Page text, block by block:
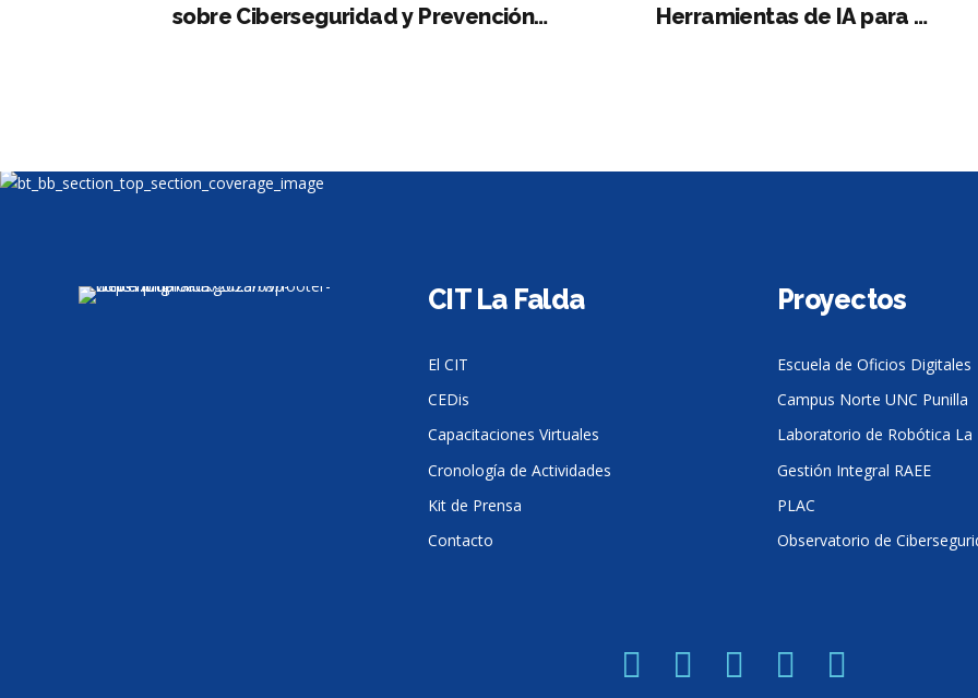
sobre Ciberseguridad y Prevención
Herramientas de IA para el
CIT La Falda
El CIT
CEDis
Capacitaciones Virtuales
Cronología de Actividades
Kit de Prensa
Contacto
Proyectos
Escuela de Oficios Digitales
Campus Norte UNC Punilla
Laboratorio de Robótica La
Gestión Integral RAEE
PLAC
Observatorio de